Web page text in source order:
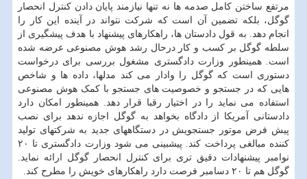
مرتفع ساختن کامل صدمه ها نه تنها نیازمند پایان دادن کنترل انحصار
گوگل، بلکه تضمین آن است که شرکت نتواند در آینده این کار را
انجام دهد. به قول دادستان ها، راهکارهای پیشنهاد با هدف پیشگیری از
سلطه گوگل بر کسب و کار درحال رشد هوش مصنوعی عرضه شده
است. همینطور وزارت دادگستری مشغول بررسی برای درخواست
دستوری است که گوگل را وادار می کند مدلها، داده ها و شاخص
هایی که در جستجو و خصوصیت های جستجو با کمک هوش مصنوعی
استفاده می نماید را در اختیار رقبا قرار دهد. همینطور امکان دارد
دادستانی آمریکا از دادگاه بخواهد به گوگل اجازه ندهد برای نصب
پیش فرض موتور جستجویش در دستگاههای جدید به شرکتهای تولید
کننده مبالغی پرداخت کند. پیشبینی می شود وزارت دادگستری تا ۲۰
نوامبر پیشنهادات دقیق تری برای کنترل انحصار گوگل ارائه نماید.
گوگل هم تا ۲۰ دسامبر فرصت دارد راهکارهای خویش را مطرح کند.